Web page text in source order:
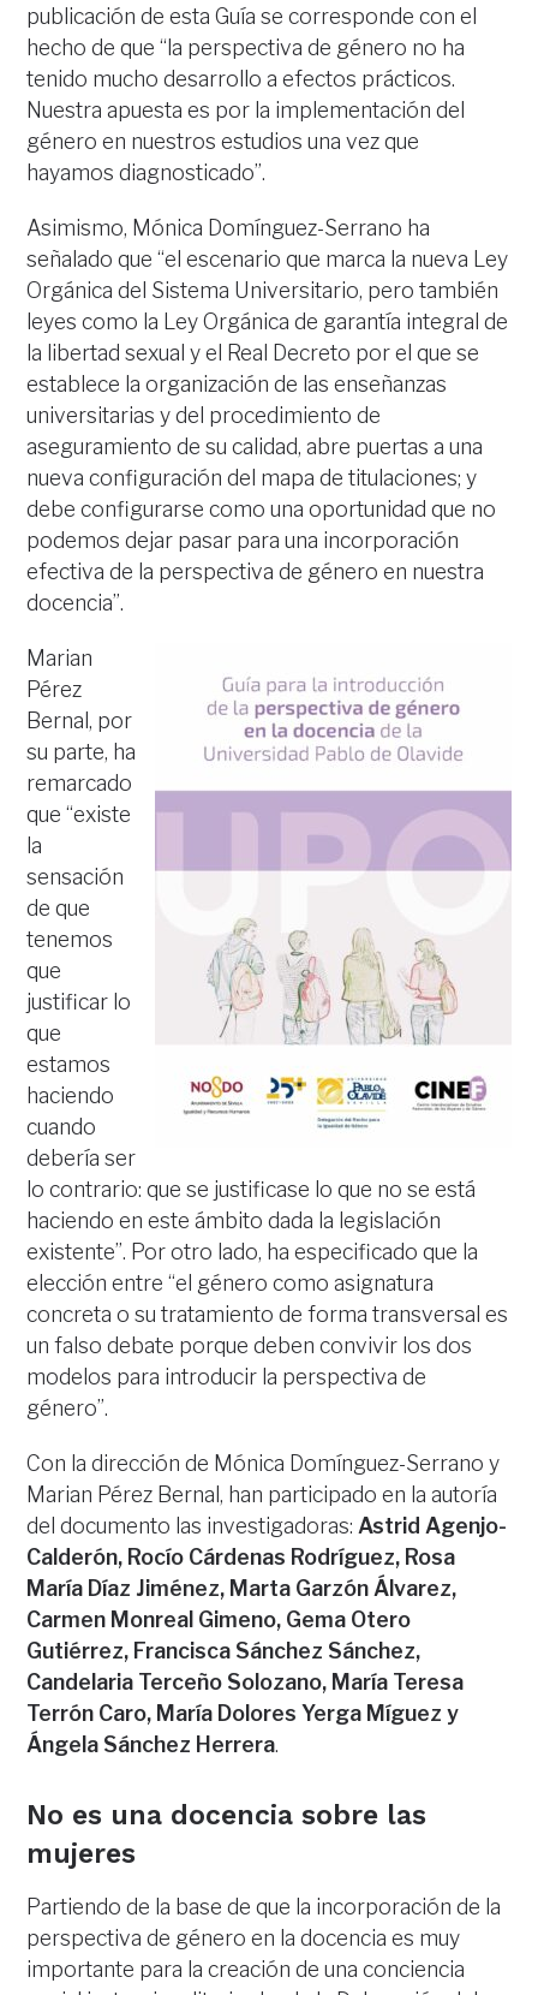
publicación de esta Guía se corresponde con el
hecho de que “la perspectiva de género no ha
tenido mucho desarrollo a efectos prácticos.
Nuestra apuesta es por la implementación del
género en nuestros estudios una vez que
hayamos diagnosticado”.
Asimismo, Mónica Domínguez-Serrano ha
señalado que “el escenario que marca la nueva Ley
Orgánica del Sistema Universitario, pero también
leyes como la Ley Orgánica de garantía integral de
la libertad sexual y el Real Decreto por el que se
establece la organización de las enseñanzas
universitarias y del procedimiento de
aseguramiento de su calidad, abre puertas a una
nueva configuración del mapa de titulaciones; y
debe configurarse como una oportunidad que no
podemos dejar pasar para una incorporación
efectiva de la perspectiva de género en nuestra
docencia”.
Marian
Pérez
Bernal, por
su parte, ha
remarcado
que “existe
la
sensación
de que
tenemos
que
justificar lo
que
estamos
haciendo
cuando
debería ser
lo contrario: que se justificase lo que no se está
haciendo en este ámbito dada la legislación
existente”. Por otro lado, ha especificado que la
elección entre “el género como asignatura
concreta o su tratamiento de forma transversal es
un falso debate porque deben convivir los dos
modelos para introducir la perspectiva de
género”.
Con la dirección de Mónica Domínguez-Serrano y
Marian Pérez Bernal, han participado en la autoría
del documento las investigadoras:Astrid Agenjo-
Calderón, Rocío Cárdenas Rodríguez, Rosa
María Díaz Jiménez, Marta Garzón Álvarez,
Carmen Monreal Gimeno, Gema Otero
Gutiérrez, Francisca Sánchez Sánchez,
Candelaria Terceño Solozano, María Teresa
Terrón Caro, María Dolores Yerga Míguez y
Ángela Sánchez Herrera.
No es una docencia sobre las
mujeres
Partiendo de la base de que la incorporación de la
perspectiva de género en la docencia es muy
importante para la creación de una conciencia